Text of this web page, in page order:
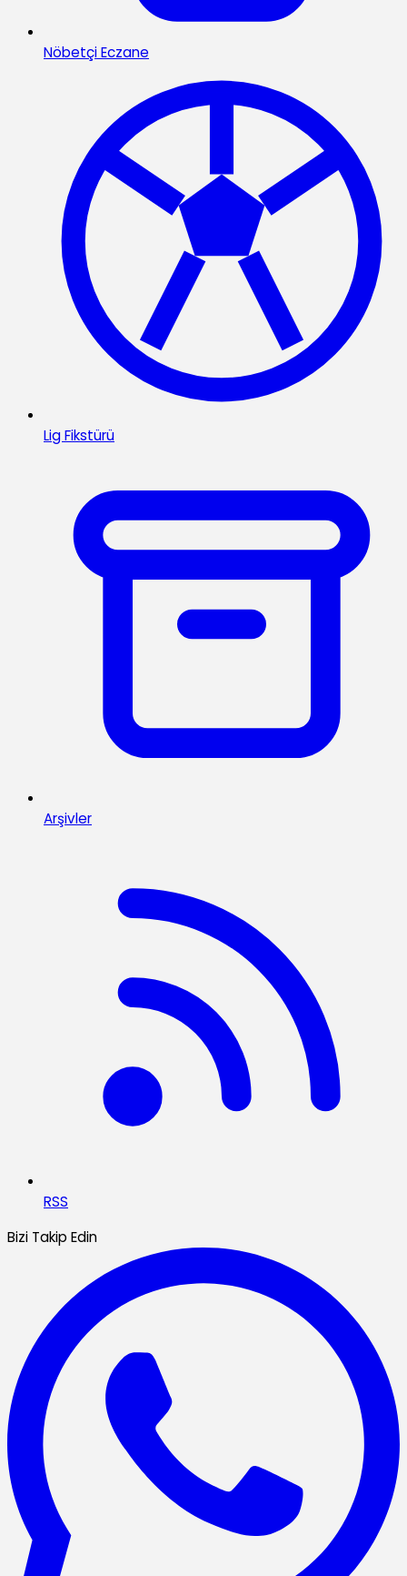
Nöbetçi Eczane
Lig Fikstürü
Arşivler
RSS
Bizi Takip Edin